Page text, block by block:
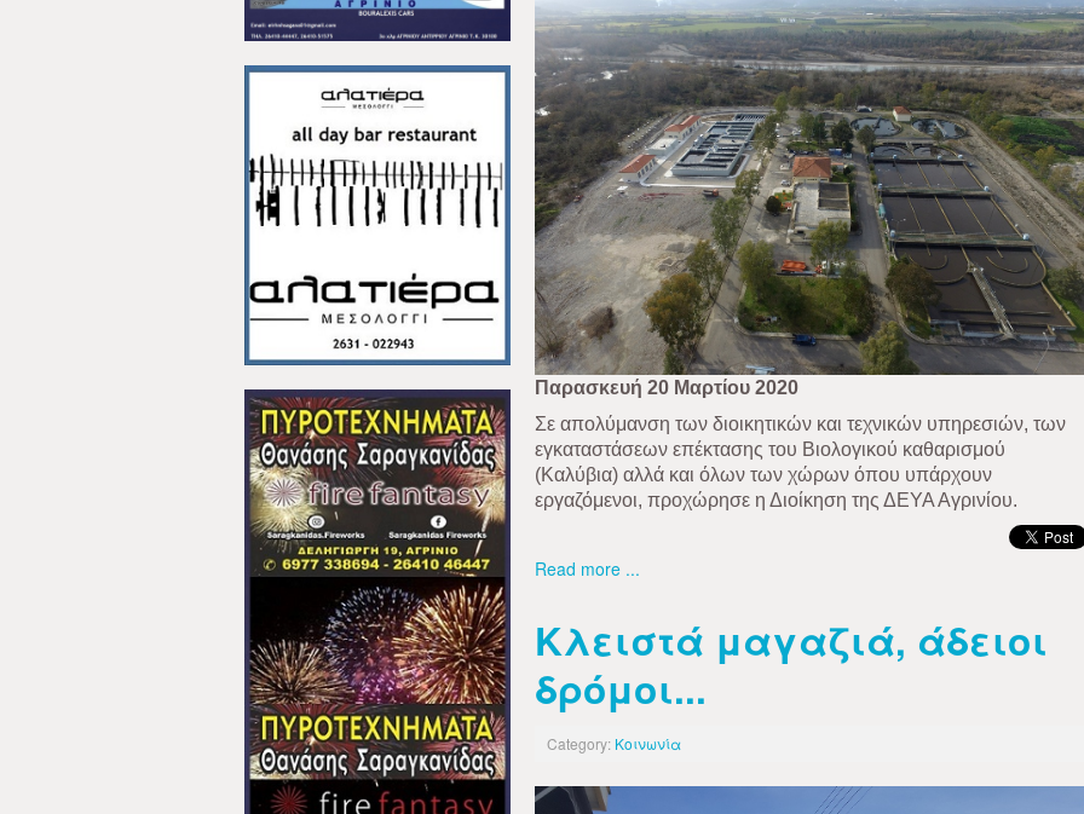
Παρασκευή 20 Μαρτίου 2020
Σε απολύμανση των διοικητικών και τεχνικών υπηρεσιών, των
εγκαταστάσεων επέκτασης του Βιολογικού καθαρισμού
(Καλύβια) αλλά και όλων των χώρων όπου υπάρχουν
εργαζόμενοι, προχώρησε η Διοίκηση της ΔΕΥΑ Αγρινίου.
Read more ...
Κλειστά μαγαζιά, άδειοι
δρόμοι...
Category: Κοινωνία